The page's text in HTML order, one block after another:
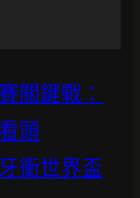
關鍵戰：
頭
衝世界盃